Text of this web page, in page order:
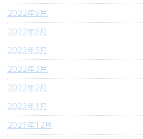
2022年9月
2022年8月
2022年5月
2022年3月
2022年2月
2022年1月
2021年12月